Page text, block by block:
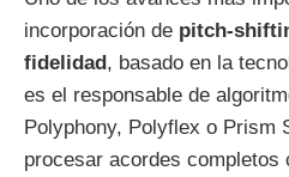
incorporación de
fidelidad, basado en la
es el responsable de
Polyphony, Polyflex o Prism
procesar acordes completos